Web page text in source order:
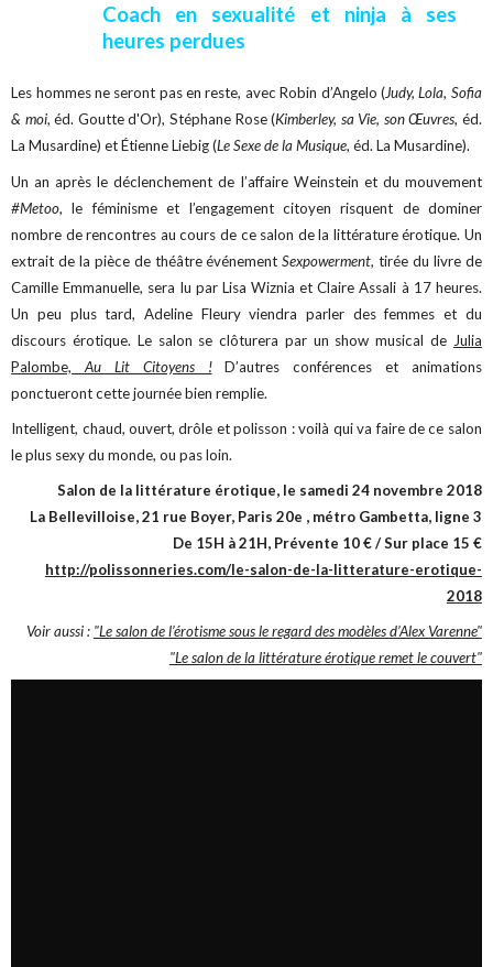
Coach en sexualité et ninja à ses
heures perdues
Les hommes ne seront pas en reste, avec Robin d’Angelo (Judy, Lola, Sofia
& moi, éd. Goutte d'Or), Stéphane Rose (Kimberley, sa Vie, son Œuvres, éd.
La Musardine) et Étienne Liebig (Le Sexe de la Musique, éd. La Musardine).
Un an après le déclenchement de l’affaire Weinstein et du mouvement
#Metoo, le féminisme et l’engagement citoyen risquent de dominer
nombre de rencontres au cours de ce salon de la littérature érotique. Un
extrait de la pièce de théâtre événementSexpowerment, tirée du livre de
Camille Emmanuelle, sera lu par Lisa Wiznia et Claire Assali à 17 heures.
Un peu plus tard, Adeline Fleury viendra parler des femmes et du
discours érotique. Le salon se clôturera par un show musical de Julia
Palombe, Au Lit Citoyens !D’autres conférences et animations
ponctueront cette journée bien remplie.
Intelligent, chaud, ouvert, drôle et polisson : voilà qui va faire de ce salon
le plus sexy du monde, ou pas loin.
Salon de la littérature érotique, le samedi 24 novembre 2018
La Bellevilloise, 21 rue Boyer, Paris 20e , métro Gambetta, ligne 3
De 15H à 21H, Prévente 10 € / Sur place 15 €
http://polissonneries.com/le-salon-de-la-litterature-erotique-
2018
Voir aussi : "Le salon de l’érotisme sous le regard des modèles d’Alex Varenne"
"Le salon de la littérature érotique remet le couvert"